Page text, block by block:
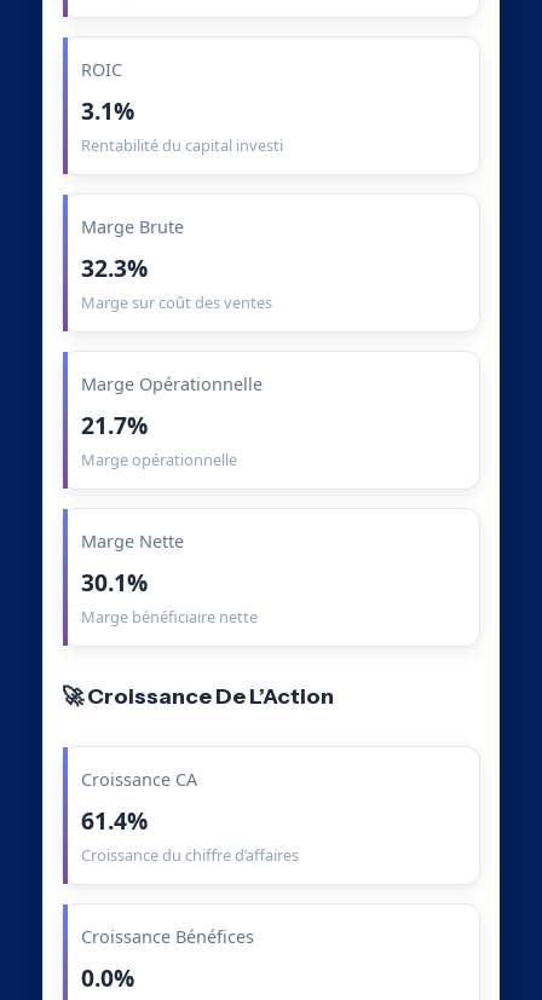
ROIC
3.1%
Rentabilité du capital investi
Marge Brute
32.3%
Marge sur coût des ventes
Marge Opérationnelle
21.7%
Marge opérationnelle
Marge Nette
30.1%
Marge bénéficiaire nette
🚀 Croissance De L’Action
Croissance CA
61.4%
Croissance du chiffre d’affaires
Croissance Bénéfices
0.0%